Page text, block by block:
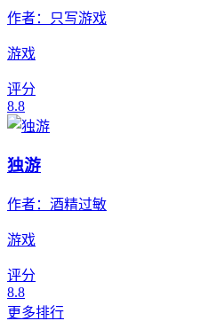
作者： 只写游戏
游戏
评分
8.8
独游
作者： 酒精过敏
游戏
评分
8.8
更多排行